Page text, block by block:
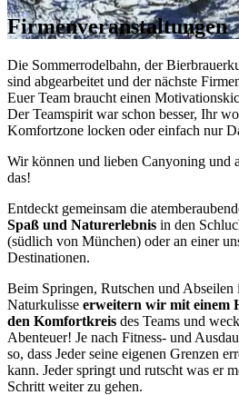
Firmenveranstaltungen
Die Sommerrodelbahn, der
sind abgearbeitet und der nächste
Euer Team braucht einen
Der Teamspirit war schon besser, Ihr
Komfortzone locken oder einfach nur
Wir können und lieben Canyoning und
das!
Entdeckt gemeinsam die
Spaß und Naturerlebnis in den
(südlich von München) oder an einer
Destinationen.
Beim Springen, Rutschen und Abseilen
Naturkulisse erweitern wir mit einem
den Komfortkreis des Teams und
Abenteuer! Je nach Fitness- und
so, dass Jeder seine eigenen Grenzen
kann. Jeder springt und rutscht was er
Schritt weiter zu gehen.